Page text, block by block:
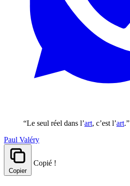
“Le seul réel dans l’art, c’est l’art.”
Paul Valéry
Copier
Copié !